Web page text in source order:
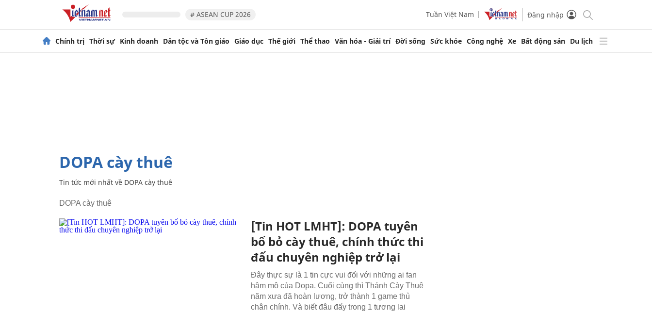
# ASEAN CUP 2026 Tuần Việt Nam Đăng nhập
Chính trị Thời sự Kinh doanh Dân tộc và Tôn giáo Giáo dục Thế giới Thể thao Văn hóa - Giải trí Đời sống Sức khỏe Công nghệ Xe Bất động sản Du lịch
DOPA cày thuê
Tin tức mới nhất về DOPA cày thuê
DOPA cày thuê
[Tin HOT LMHT]: DOPA tuyên
bố bỏ cày thuê, chính thức thi
đấu chuyên nghiệp trở lại
Đây thực sự là 1 tin cực vui đối với những ai fan
hâm mộ của Dopa. Cuối cùng thì Thánh Cày Thuê
năm xưa đã hoàn lương, trở thành 1 game thủ
chân chính. Và biết đâu đấy trong 1 tương lai